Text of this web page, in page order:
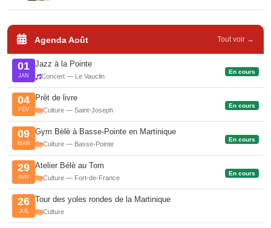
Agenda Août Tout voir →
01
JAN
Jazz à la Pointe
Concert — Le Vauclin
En cours
04
FÉV
Prêt de livre
Culture — Saint-Joseph
En cours
09
MAR
Gym Bèlè à Basse-Pointe en Martinique
Culture — Basse-Pointe
En cours
29
AVR
Atelier Bélè au Tom
Culture — Fort-de-France
En cours
26
JUL
Tour des yoles rondes de la Martinique
Culture